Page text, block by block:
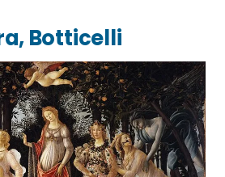
Botticelli